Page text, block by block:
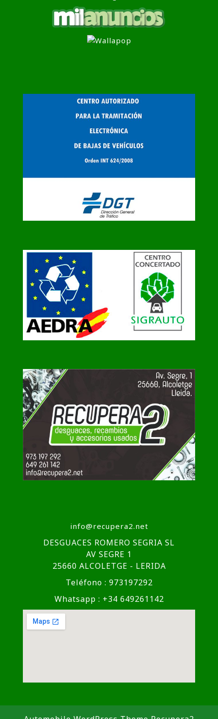
info@recupera2.net
DESGUACES ROMERO SEGRIA SL
AV SEGRE 1
25660 ALCOLETGE - LERIDA
Teléfono : 973197292
Whatsapp : +34 649261142